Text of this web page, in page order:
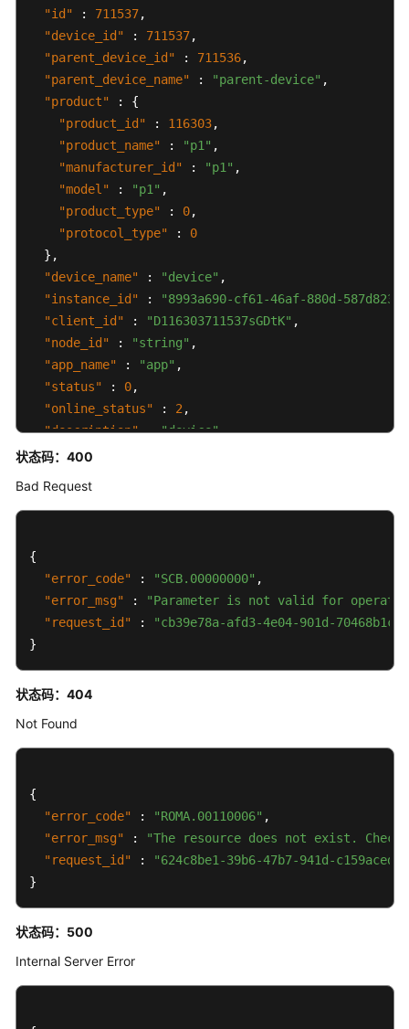
"id"
: 711537,
"device_id"
: 711537,
"parent_device_id"
: 711536,
"parent_device_name"
: "parent-device" ,
"product"
:
{
"product_id"
: 116303,
"product_name"
: "p1" ,
"manufacturer_id"
: "p1" ,
"model"
: "p1" ,
"product_type"
: 0,
"protocol_type"
:
0
} ,
"device_name"
: "device" ,
"instance_id"
:
"8993a690-cf61-46af-880d-
"client_id"
: "D116303711537sGDtK" ,
"node_id"
: "string" ,
"app_name"
: "app" ,
"status"
: 0,
"online_status"
: 2 ,
"description" : "device",
"authentication"
"password"
"user_name"
"user"
,
"last_updated_user" : {
"user_name" : "user"
},
"tags"
"ipv6_connect_address"
: "xx.xx.xx.xx"
"ipv6_ssl_connect_address"
"xx.xx.xx.xx" ,
"node_type"
"app_id" : "cb4b3ec0-8f7f-432f-b05e-fc149d05da5d"
}
状态码：400
Bad Request
{
"error_code"
: "SCB.00000000" ,
"error_msg"
:
"Parameter is not valid for
"request_id"
:
"cb39e78a-afd3-4e04-901d-
}
状态码：404
Not Found
{
"error_code"
: "ROMA.00110006" ,
"error_msg"
:
"The resource does not exist.
"request_id"
:
"624c8be1-39b6-47b7-941d-
}
状态码：500
Internal Server Error